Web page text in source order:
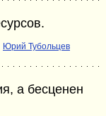
Юрий Тубольцев
а бесценен